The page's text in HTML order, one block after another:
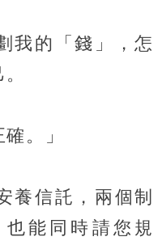
我的「錢」，怎
。」
養信託，兩個制
能同時請您規